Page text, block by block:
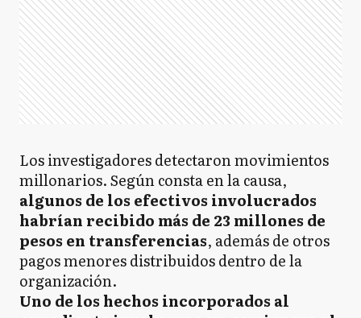
Los investigadores detectaron movimientos
millonarios. Según consta en la causa,
algunos de los efectivos involucrados
habrían recibido más de 23 millones de
pesos en transferencias, además de otros
pagos menores distribuidos dentro de la
organización.
Uno de los hechos incorporados al